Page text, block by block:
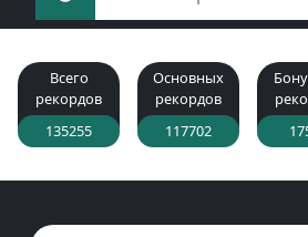
Всего
рекордов
135255
Основных
рекордов
117702